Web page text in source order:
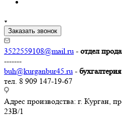
Заказать звонок
3522559108@mail.ru - отдел
-------
buh@kurganbur45.ru - бухгалтерия
тел. 8 909 147-19-67
Адрес производства: г. Курган,
23В/1